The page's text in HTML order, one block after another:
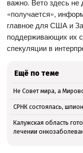
важно. Вето здесь не
«получается»,
главное для США и
поддерживающих их
спекуляции в
Ещё по теме
Не Совет мира, а
СРНК состоялась,
Калужская область
лечении